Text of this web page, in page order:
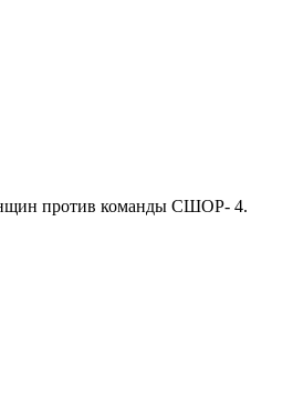
против команды СШОР- 4.